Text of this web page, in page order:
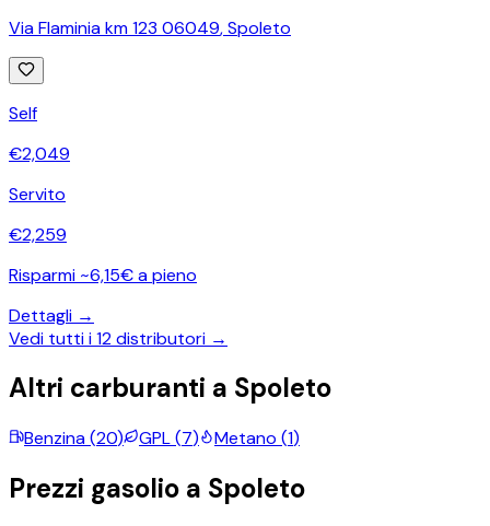
Via Flaminia km 123 06049,Spoleto
Self
€2,049
Servito
€2,259
Risparmi ~6,15€ a pieno
Dettagli →
Vedi tutti i12distributori →
Altri carburanti a Spoleto
Benzina(20) GPL(7) Metano (1)
Prezzi gasolio a Spoleto